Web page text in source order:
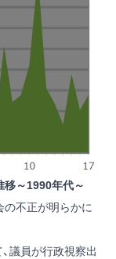
移～1990年代～
の不正が明らかに
議員が行政視察出